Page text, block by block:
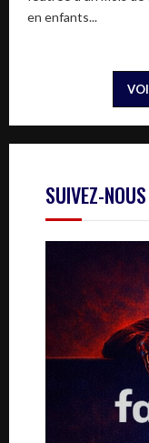
en enfants...
SUIVEZ-NOUS